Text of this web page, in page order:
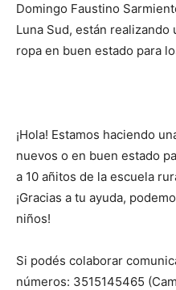
Domingo Faustino
Luna Sud, están
ropa en buen estado para
¡Hola! Estamos haciendo
nuevos o en buen estado
a 10 añitos de la escuela
¡Gracias a tu ayuda,
niños!
Si podés colaborar
números: 3515145465